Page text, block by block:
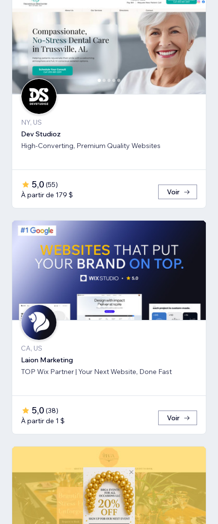
NY, US
Dev Studioz
High-Converting, Premium Quality Websites
5,0 (55)
À partir de 179 $
Voir
CA, US
Laion Marketing
TOP Wix Partner | Your Next Website, Done Fast
5,0 (38)
À partir de 1 $
Voir